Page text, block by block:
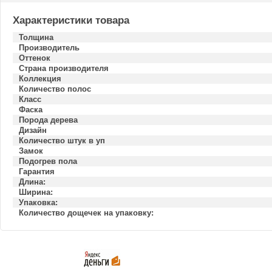
Характеристики товара
Толщина
Производитель
Оттенок
Страна производителя
Коллекция
Количество полос
Класс
Фаска
Порода дерева
Дизайн
Количество штук в уп
Замок
Подогрев пола
Гарантия
Длина:
Ширина:
Упаковка:
Количество дощечек на упаковку: